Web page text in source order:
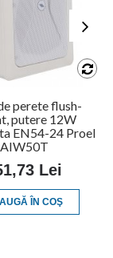
perete flush-
putere 12W
EN54-24 Proel
AIW50T
Lei
ÎN COŞ